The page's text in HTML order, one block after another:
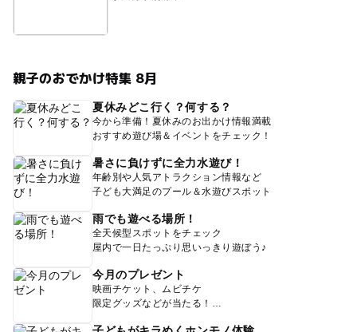
親子のおでかけ特集 8月
夏休みどこ行く？何する？
今から準備！夏休みのお出かけ情報満載
おすすめ遊び場＆イベントをチェック！
暑さに負けずに全力水遊び！
年齢別や人気アトラクション情報など
子ども大満足のプール＆水遊びスポット
雨でも遊べる場所！
全天候型スポットをチェック
屋内で一日たっぷり思いっきり遊ぼう♪
今月のプレゼント
映画チケット、ムビチケ
限定グッズなどが当たる！